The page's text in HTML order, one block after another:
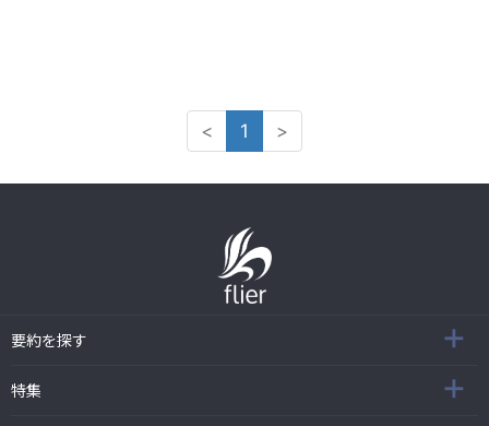
< 1 >
要約を探す
特集